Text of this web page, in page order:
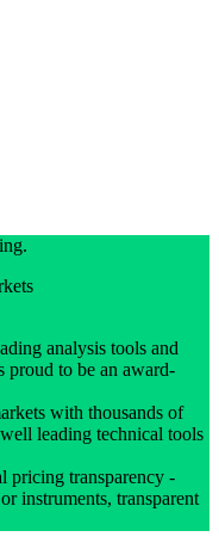
analysis tools and
proud to be an award-
with thousands of
leading technical tools
pricing transparency -
instruments, transparent